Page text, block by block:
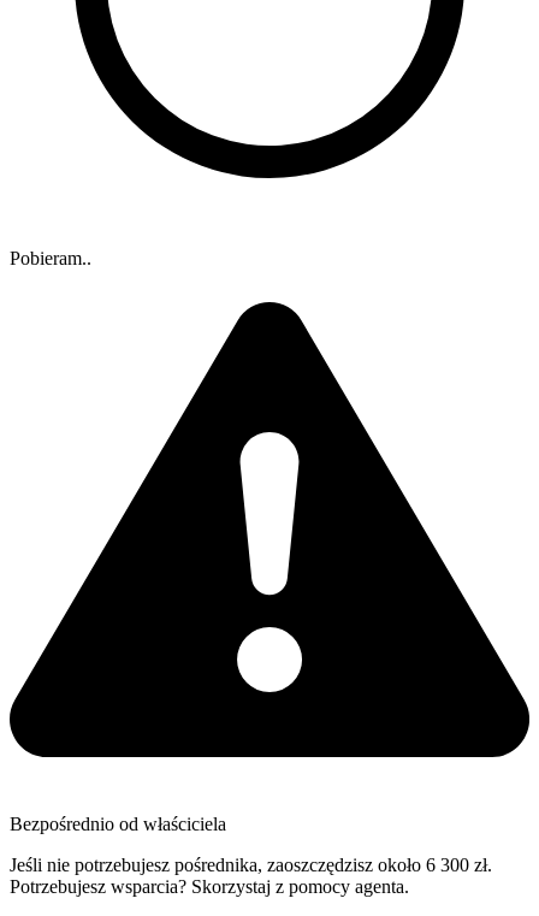
Pobieram..
Bezpośrednio od właściciela
Jeśli nie potrzebujesz pośrednika, zaoszczędzisz około 6 300 zł.
Potrzebujesz wsparcia? Skorzystaj z pomocy agenta.